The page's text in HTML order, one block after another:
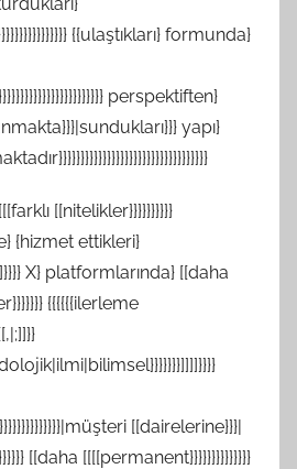
{{ulaştıkları} formunda}
perspektiften}
yapı}
[[nitelikler}}}}}}}}}}
{hizmet ettikleri}
X} platformlarında} [[daha
{{{{{{ilerleme
[[dairelerine}}}|
[[daha [[[[permanent}}}}}}}}}}}}}}